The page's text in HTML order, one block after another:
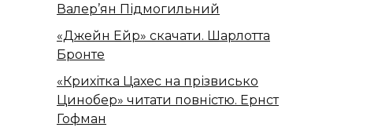
Валер’ян Підмогильний
«Джейн Ейр» скачати. Шарлотта
Бронте
«Крихітка Цахес на прізвисько
Цинобер» читати повністю. Ернст
Гофман